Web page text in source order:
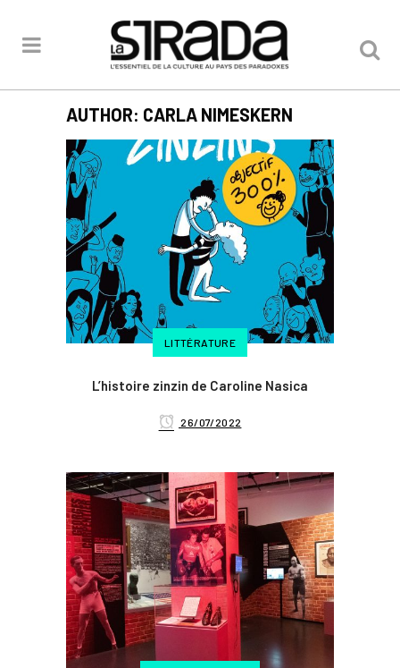
AUTHOR: CARLA NIMESKERN
LITTÉRATURE
L’histoire zinzin de Caroline Nasica
26/07/2022